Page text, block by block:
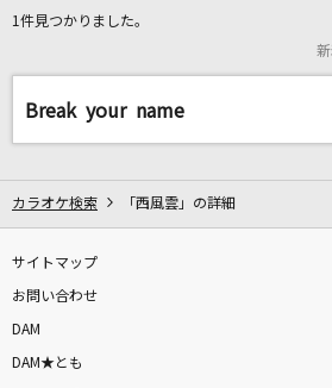
リアルタイムで歌われてい
back number
[生音]ガリレオは恋をする
1件見つかりました。
Break your name
カラオケ検索 「西風雲」の詳細
サイトマップ
お問い合わせ
DAM
DAM★とも